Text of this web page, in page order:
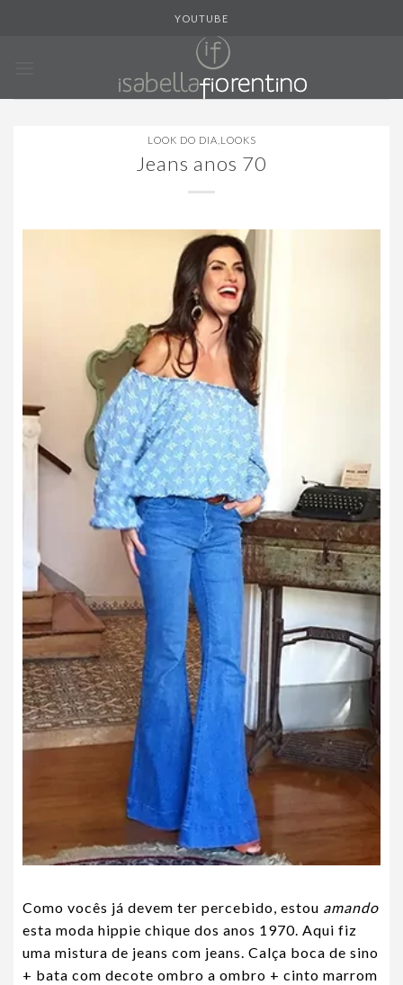
YOUTUBE
LOOK DO DIA LOOKS
Jeans anos 70
Como vocês já devem ter percebido, estou amando
esta moda hippie chique dos anos 1970. Aqui fiz
uma mistura de jeans com jeans. Calça boca de sino
+ bata com decote ombro a ombro + cinto marrom